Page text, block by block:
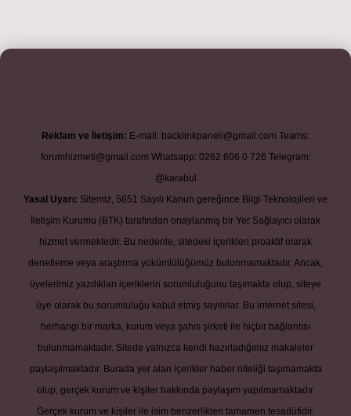
betexper.xyzm elexbet
Reklam ve İletişim: E-mail: backlinkpaneli@gmail.com Teams:
forumhizmeti@gmail.com Whatsapp: 0262 606 0 726 Telegram:
@karabul
Yasal Uyarı: Sitemiz, 5651 Sayılı Kanun gereğince Bilgi Teknolojileri ve
İletişim Kurumu (BTK) tarafından onaylanmış bir Yer Sağlayıcı olarak
hizmet vermektedir. Bu nedenle, sitedeki içerikleri proaktif olarak
denetleme veya araştırma yükümlülüğümüz bulunmamaktadır. Ancak,
üyelerimiz yazdıkları içeriklerin sorumluluğunu taşımakta olup, siteye
üye olarak bu sorumluluğu kabul etmiş sayılırlar. Bu internet sitesi,
herhangi bir marka, kurum veya şahıs şirketi ile hiçbir bağlantısı
bulunmamaktadır. Sitede yalnızca kendi hazırladığımız makaleler
paylaşılmaktadır. Burada yer alan içerikler haber niteliği taşımamakta
olup, gerçek kurum ve kişiler hakkında paylaşım yapılmamaktadır.
Gerçek kurum ve kişiler ile isim benzerlikleri tamamen tesadüfidir.